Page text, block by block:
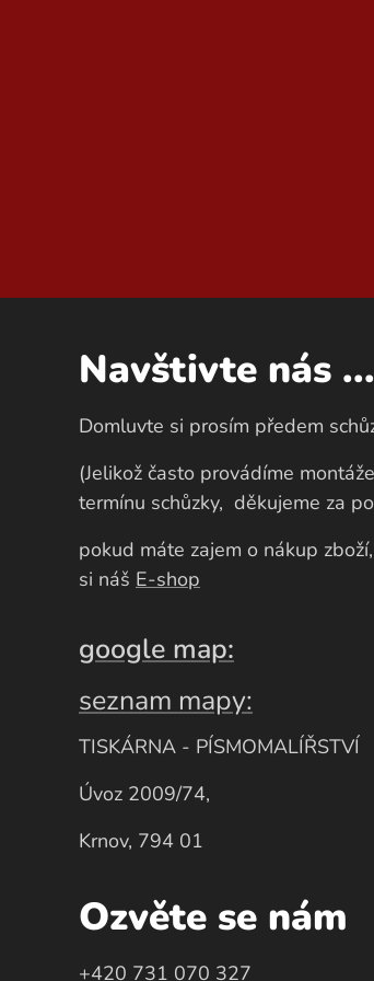
Navštivte nás ...
Domluvte si prosím předem
(Jelikož často provádíme
termínu schůzky, děkujeme za
pokud máte zajem o nákup
si náš E-shop
google map:
seznam mapy:
TISKÁRNA - PÍSMOMALÍŘSTVÍ
Úvoz 2009/74,
Krnov, 794 01
Ozvěte se nám
+420 731 070 327